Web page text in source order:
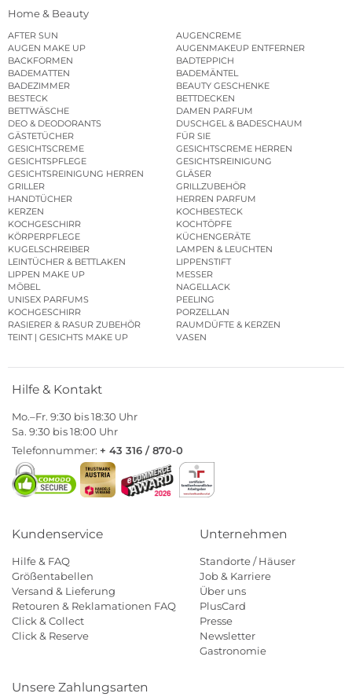
Home & Beauty
AFTER SUN
AUGENCREME
AUGEN MAKE UP
AUGENMAKEUP ENTFERNER
BACKFORMEN
BADTEPPICH
BADEMATTEN
BADEMÄNTEL
BADEZIMMER
BEAUTY GESCHENKE
BESTECK
BETTDECKEN
BETTWÄSCHE
DAMEN PARFUM
DEO & DEODORANTS
DUSCHGEL & BADESCHAUM
GÄSTETÜCHER
FÜR SIE
GESICHTSCREME
GESICHTSCREME HERREN
GESICHTSPFLEGE
GESICHTSREINIGUNG
GESICHTSREINIGUNG HERREN
GLÄSER
GRILLER
GRILLZUBEHÖR
HANDTÜCHER
HERREN PARFUM
KERZEN
KOCHBESTECK
KOCHGESCHIRR
KOCHTÖPFE
KÖRPERPFLEGE
KÜCHENGERÄTE
KUGELSCHREIBER
LAMPEN & LEUCHTEN
LEINTÜCHER & BETTLAKEN
LIPPENSTIFT
LIPPEN MAKE UP
MESSER
MÖBEL
NAGELLACK
UNISEX PARFUMS
PEELING
KOCHGESCHIRR
PORZELLAN
RASIERER & RASUR ZUBEHÖR
RAUMDÜFTE & KERZEN
TEINT | GESICHTS MAKE UP
VASEN
Hilfe & Kontakt
Mo.–Fr. 9:30 bis 18:30 Uhr
Sa. 9:30 bis 18:00 Uhr
Telefonnummer: + 43 316 / 870-0
Kundenservice
Hilfe & FAQ
Größentabellen
Versand & Lieferung
Retouren & Reklamationen FAQ
Click & Collect
Click & Reserve
Unternehmen
Standorte / Häuser
Job & Karriere
Über uns
PlusCard
Presse
Newsletter
Gastronomie
Unsere Zahlungsarten